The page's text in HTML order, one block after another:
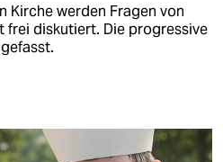
Kirche werden Fragen von
frei diskutiert. Die progressive